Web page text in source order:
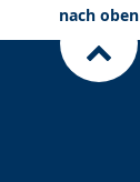
nach oben